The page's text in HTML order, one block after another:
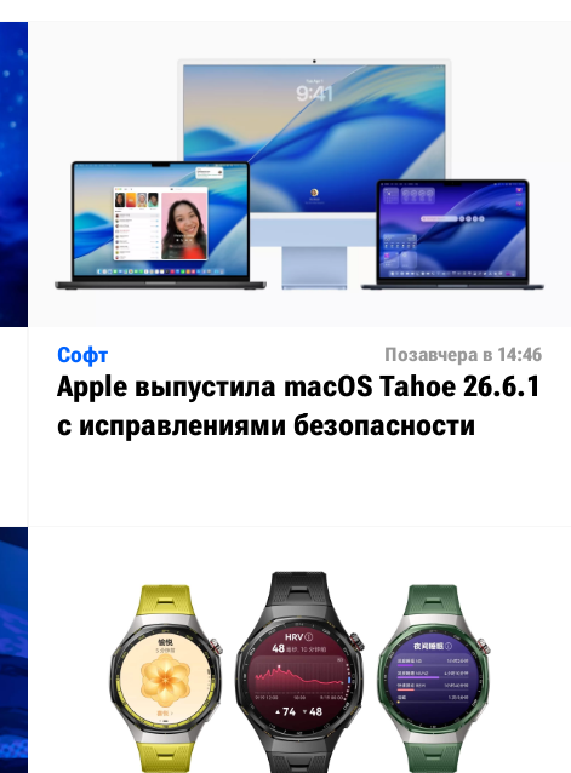
Софт Позавчера в 14:46
Apple выпустила macOS Tahoe 26.6.1
с исправлениями безопасности